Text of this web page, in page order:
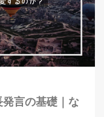
言の基礎｜な